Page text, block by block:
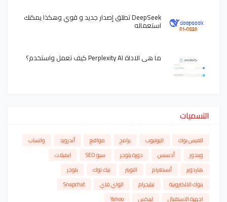
DeepSeek تطلق إصدار جديد و قوي وهكذا يمكنك
استعماله
ما هي الاداة Perplexity AI كيف تعمل واستخدم؟
التسميات
الفيس بوك اليوتيوب برامج مواقع أندرويد
واتساب
ويندوز
أدسنس دورة بلوجر سيو SEO
ايميلات
هاردوير
أنستغرام التويتر تيك توك
بلوجر
بنوك الالكترونية
تيليجرام الواي فاي
Snapchat
اجهزة الاستقبال
لينكس Yahoo